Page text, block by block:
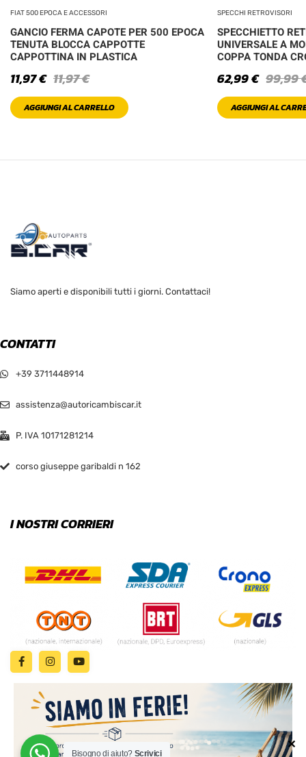
✕
FIAT 500 EPOCA E ACCESSORI
GANCIO FERMA CAPOTE PER 500 EPOCA
TENUTA BLOCCA CAPPOTTE
CAPPOTTINA IN PLASTICA
11,97€
11,97€
AGGIUNGI AL CARRELLO
SPECCHI RETROVISORI
SPECCHIETTO
UNIVERSALE A
COPPA TONDA
99,99
62,99€
AGGIUNGI AL
Siamo aperti e disponibili tutti i giorni. Contattaci!
CONTATTI
+39 3711448914
assistenza@autoricambiscar.it
P. IVA 10171281214
corso giuseppe garibaldi n 162
I NOSTRI CORRIERI
Bisogno di aiuto? Scrivici